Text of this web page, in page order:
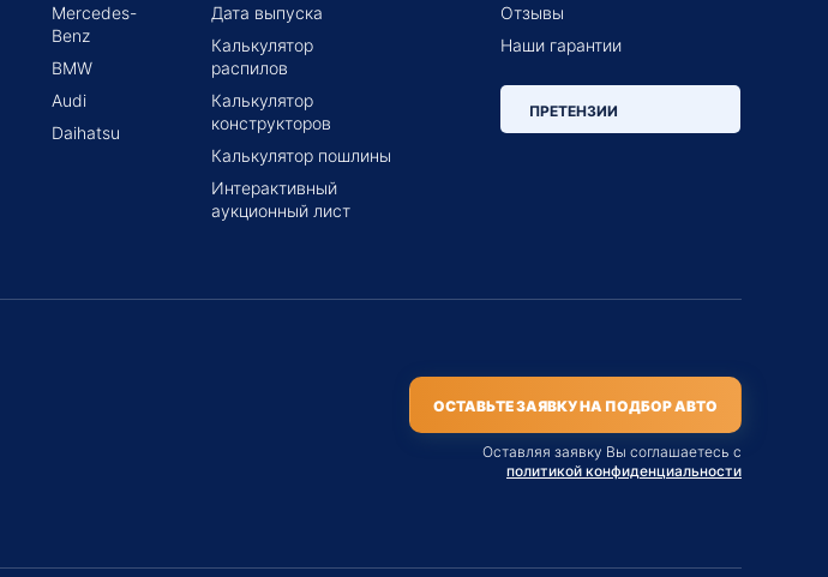
Mercedes-
Benz
BMW
Audi
Daihatsu
Дата выпуска
Калькулятор
распилов
Калькулятор
конструкторов
Калькулятор пошлины
Интерактивный
аукционный лист
Отзывы
Наши гарантии
ПРЕТЕНЗИИ
ОСТАВЬТЕ ЗАЯВКУ НА ПОДБОР АВТО
Оставляя заявку Вы соглашаетесь с
политикой конфиденциальности
Здравствуйте! Если у вас есть вопросы (Цена,